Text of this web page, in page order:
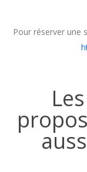
Pour réserver une